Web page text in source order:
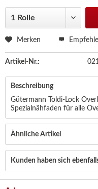
Merken
Artikel-Nr.:
Beschreibung
Gütermann Toldi-Lock
Spezialnähfaden für alle
Ähnliche Artikel
Kunden haben sich